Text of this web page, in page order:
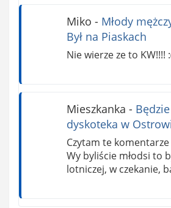
Miko - Młody
Był na Piaskach
Nie wierze ze to KW!!!!
Mieszkanka -
dyskoteka w
Czytam te komentarze
Wy byliście młodsi to
lotniczej, w czekanie,